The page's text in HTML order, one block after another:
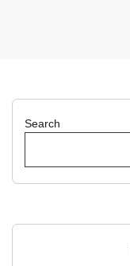
Search